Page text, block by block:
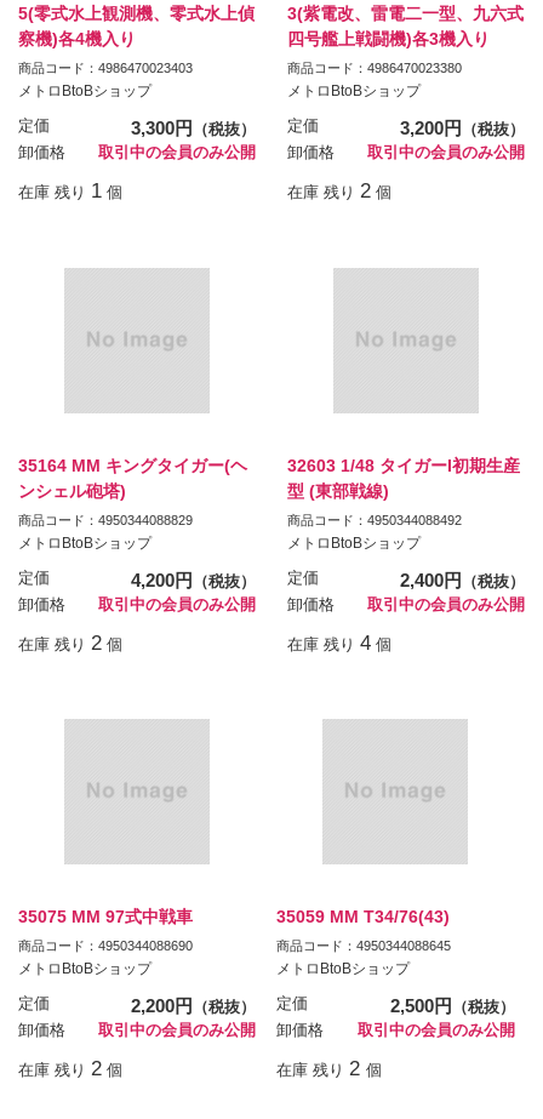
5(零式水上観測機、零式水上偵
察機)各4機入り
商品コード：4986470023403
メトロBtoBショップ
定価 3,300円
（税抜）
卸価格
取引中の会員のみ公開
在庫 残り 1 個
3(紫電改、雷電二一型、九六式
四号艦上戦闘機)各3機入り
商品コード：4986470023380
メトロBtoBショップ
定価 3,200円
（税抜）
卸価格
取引中の会員のみ公開
在庫 残り 2 個
35164 MM キングタイガー(ヘ
ンシェル砲塔)
商品コード：4950344088829
メトロBtoBショップ
定価 4,200円
（税抜）
卸価格
取引中の会員のみ公開
在庫 残り 2 個
32603 1/48 タイガーI初期生産
型 (東部戦線)
商品コード：4950344088492
メトロBtoBショップ
定価 2,400円
（税抜）
卸価格
取引中の会員のみ公開
在庫 残り 4 個
35075 MM 97式中戦車
商品コード：4950344088690
メトロBtoBショップ
定価 2,200円
（税抜）
卸価格
取引中の会員のみ公開
在庫 残り 2 個
35059 MM T34/76(43)
商品コード：4950344088645
メトロBtoBショップ
定価 2,500円
（税抜）
卸価格
取引中の会員のみ公開
在庫 残り 2 個